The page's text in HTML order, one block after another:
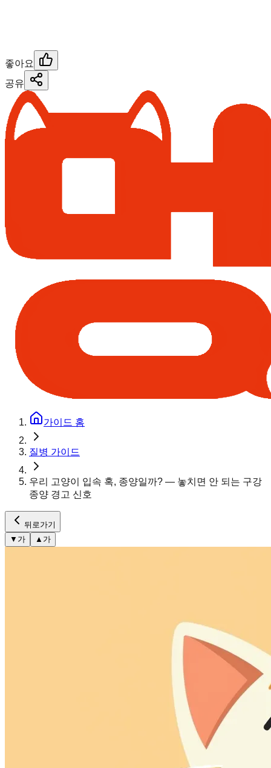
좋아요
공유
가이드 홈
질병 가이드
우리 고양이 입속 혹, 종양일까? — 놓치면 안 되는 구강
종양 경고 신호
뒤로가기
▼ 가 ▲ 가